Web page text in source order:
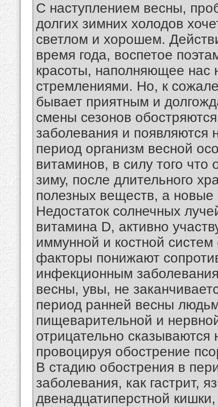
С наступлением весны,
долгих зимних холодов
светлом и хорошем.
время года, воспетое
красоты, наполняющее
стремлениями. Но, к
бывает приятным и
cмены сезонов
заболевания и
период организм весной
витаминов, в силу того
зиму, после длительного
полезных веществ, а
Недостаток солнечных
витамина D, активно
иммунной и костной
факторы понижают
инфекционным
весны, увы, не
период ранней весны
пищеварительной и
отрицательно
провоцируя обострение
В стадию обострения в
заболевания, как гастрит,
двенадцатиперстной кишки,